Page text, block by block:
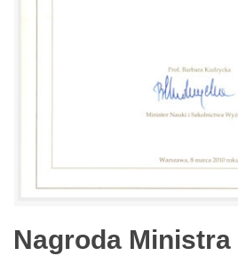
Nagroda Ministra